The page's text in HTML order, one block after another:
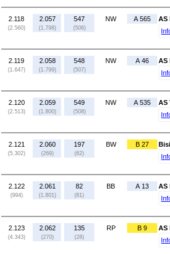
2.118
(2.560)
2.057
(1.798)
547
(506)
NW A 565
AS
2.119
(1.647)
2.058
(1.799)
548
(507)
NW A 46
AS
2.120
(2.513)
2.059
(1.800)
549
(508)
NW A 535
AS
2.121
(5.302)
2.060
(269)
197
(62)
BW B 27
2.122
(994)
2.061
(1.801)
82
(81)
BB A 13
AS
2.123
(4.343)
2.062
(270)
135
(28)
RP B 9
AS